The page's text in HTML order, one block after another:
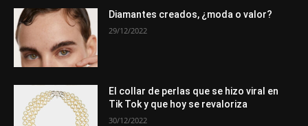
Diamantes creados, ¿moda o valor?
29/12/2022
El collar de perlas que se hizo viral en
Tik Tok y que hoy se revaloriza
30/12/2022